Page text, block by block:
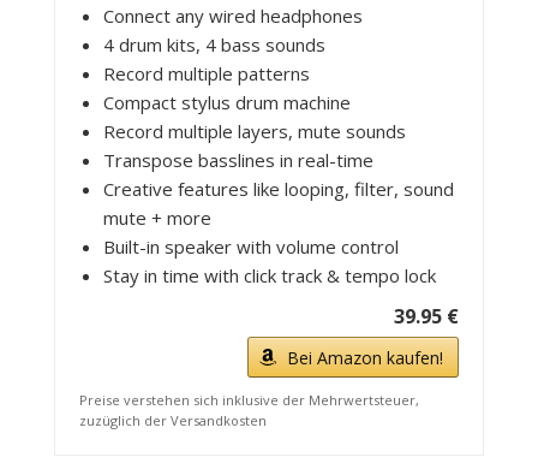
Connect any wired headphones
4 drum kits, 4 bass sounds
Record multiple patterns
Compact stylus drum machine
Record multiple layers, mute sounds
Transpose basslines in real-time
Creative features like looping, filter, sound
mute + more
Built-in speaker with volume control
Stay in time with click track & tempo lock
39.95 €
Bei Amazon kaufen!
Preise verstehen sich inklusive der Mehrwertsteuer,
zuzüglich der Versandkosten